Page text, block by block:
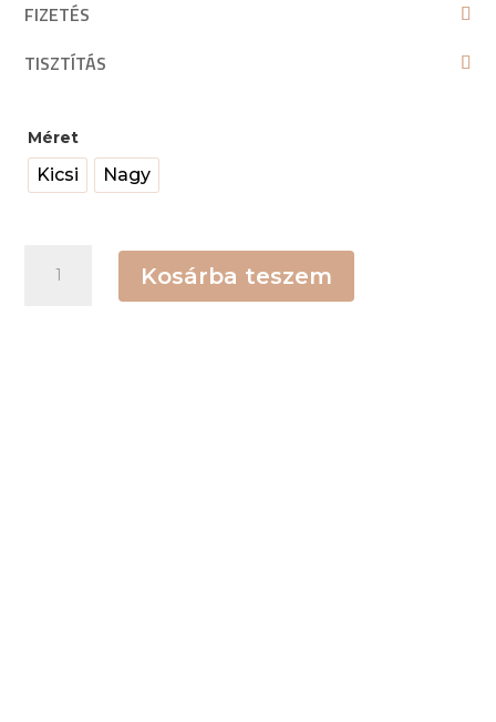
FIZETÉS
TISZTÍTÁS
Méret
Kicsi Nagy
Tyúklábmintás
masni
Kosárba teszem